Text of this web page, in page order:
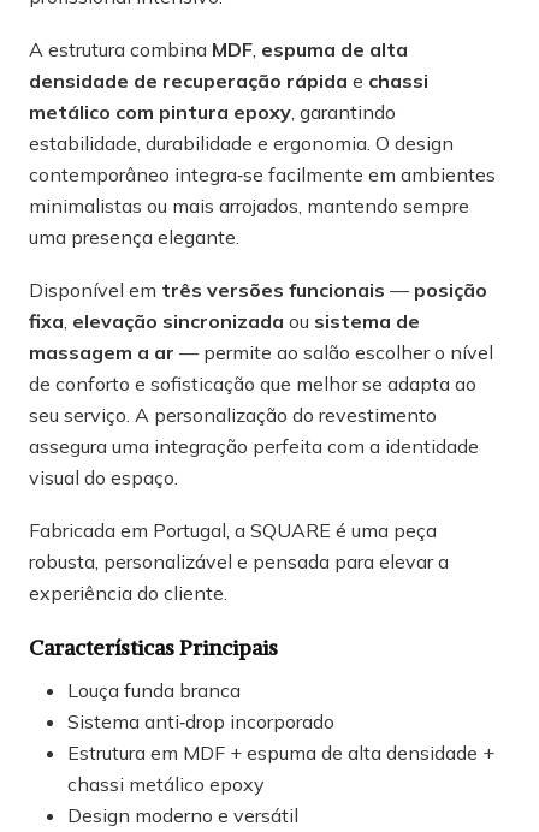
A estrutura combina MDF espuma de alta
densidade de recuperação rápida e chassi
metálico com pintura epoxy , garantindo
estabilidade, durabilidade e ergonomia. O design
contemporâneo integra‑se facilmente em ambientes
minimalistas ou mais arrojados, mantendo sempre
uma presença elegante.
Disponível em três versões funcionais — posição
fixa elevação sincronizada ou sistema de
massagem a ar — permite ao salão escolher o nível
de conforto e sofisticação que melhor se adapta ao
seu serviço. A personalização do revestimento
assegura uma integração perfeita com a identidade
visual do espaço.
Fabricada em Portugal, a SQUARE é uma peça
robusta, personalizável e pensada para elevar a
experiência do cliente.
Características Principais
Louça funda branca
Sistema anti‑drop incorporado
Estrutura em MDF + espuma de alta densidade +
chassi metálico epoxy
Design moderno e versátil